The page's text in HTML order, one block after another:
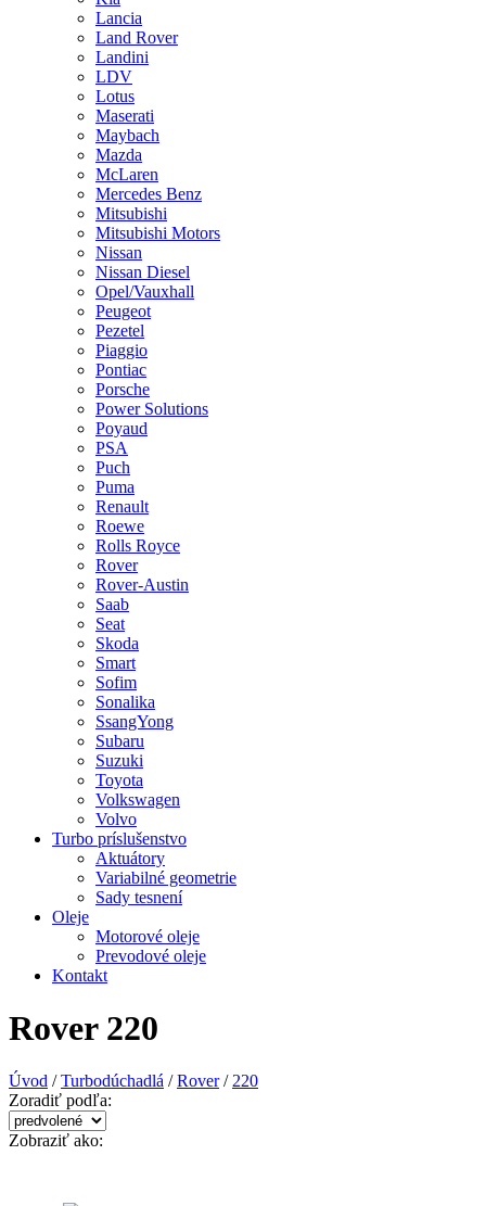
Lancia
Land Rover
Landini
LDV
Lotus
Maserati
Maybach
Mazda
McLaren
Mercedes Benz
Mitsubishi
Mitsubishi Motors
Nissan
Nissan Diesel
Opel/Vauxhall
Peugeot
Pezetel
Piaggio
Pontiac
Porsche
Power Solutions
Poyaud
PSA
Puch
Puma
Renault
Roewe
Rolls Royce
Rover
Rover-Austin
Saab
Seat
Skoda
Smart
Sofim
Sonalika
SsangYong
Subaru
Suzuki
Toyota
Volkswagen
Volvo
Turbo príslušenstvo
Aktuátory
Variabilné geometrie
Sady tesnení
Oleje
Motorové oleje
Prevodové oleje
Kontakt
Rover 220
Úvod / Turbodúchadlá / Rover / 220
Zoradiť podľa:
Zobraziť ako: